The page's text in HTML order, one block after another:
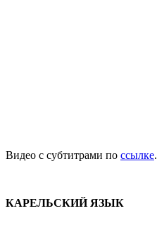
Видео с субтитрами по ссылке.
КАРЕЛЬСКИЙ ЯЗЫК